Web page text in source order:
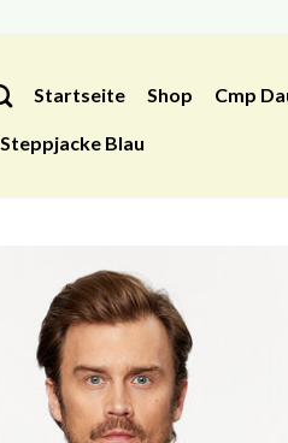
Startseite Shop Cmp
Steppjacke Blau